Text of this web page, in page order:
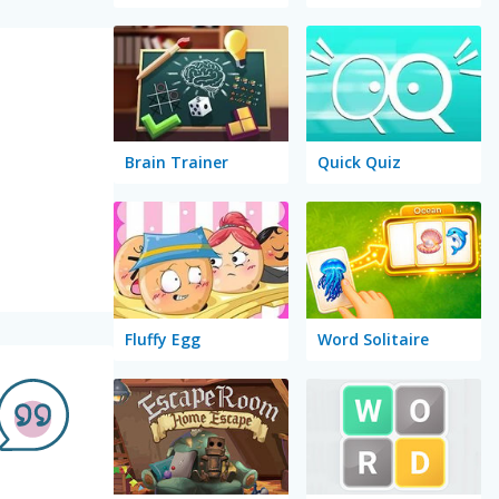
Brain Trainer Quick Quiz
Fluffy Egg Word Solitaire